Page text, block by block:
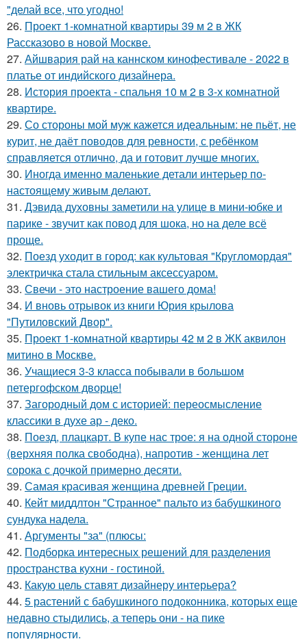
"делай все, что угодно!
26. Проект 1-комнатной квартиры 39 м 2 в ЖК
Рассказово в новой Москве.
27. Айшвария рай на каннском кинофестивале - 2022 в
платье от индийского дизайнера.
28. История проекта - спальня 10 м 2 в 3-х комнатной
квартире.
29. Со стороны мой муж кажется идеальным: не пьёт, не
курит, не даёт поводов для ревности, с ребёнком
справляется отлично, да и готовит лучше многих.
30. Иногда именно маленькие детали интерьер по-
настоящему живым делают.
31. Дэвида духовны заметили на улице в мини-юбке и
парике - звучит как повод для шока, но на деле всё
проще.
32. Поезд уходит в город: как культовая "Кругломордая"
электричка стала стильным аксессуаром.
33. Свечи - это настроение вашего дома!
34. И вновь отрывок из книги Юрия крылова
"Путиловский Двор".
35. Проект 1-комнатной квартиры 42 м 2 в ЖК аквилон
митино в Москве.
36. Учащиеся 3-3 класса побывали в большом
петергофском дворце!
37. Загородный дом с историей: переосмысление
классики в духе ар - деко.
38. Поезд, плацкарт. В купе нас трое: я на одной стороне
(верхняя полка свободна), напротив - женщина лет
сорока с дочкой примерно десяти.
39. Самая красивая женщина древней Греции.
40. Кейт миддлтон "Странное" пальто из бабушкиного
сундука надела.
41. Аргументы "за" (плюсы:
42. Подборка интересных решений для разделения
пространства кухни - гостиной.
43. Какую цель ставят дизайнеру интерьера?
44. 5 растений с бабушкиного подоконника, которых еще
недавно стыдились, а теперь они - на пике
популярности.